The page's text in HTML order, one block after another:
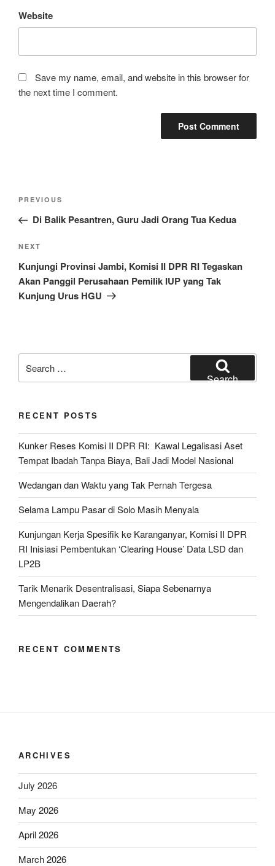
Website
Save my name, email, and website in this browser for
the next time I comment.
Post
Previous
Post
PREVIOUS
Di Balik Pesantren, Guru Jadi Orang Tua Kedua
Next
Post
NEXT
Kunjungi Provinsi Jambi, Komisi II DPR RI Tegaskan
Akan Panggil Perusahaan Pemilik IUP yang Tak
Kunjung Urus HGU
for:
Search
RECENT POSTS
Kunker Reses Komisi II DPR RI: Kawal Legalisasi Aset
Tempat Ibadah Tanpa Biaya, Bali Jadi Model Nasional
Wedangan dan Waktu yang Tak Pernah Tergesa
Selama Lampu Pasar di Solo Masih Menyala
Kunjungan Kerja Spesifik ke Karanganyar, Komisi II DPR
RI Inisiasi Pembentukan ‘Clearing House’ Data LSD dan
LP2B
Tarik Menarik Desentralisasi, Siapa Sebenarnya
Mengendalikan Daerah?
RECENT COMMENTS
ARCHIVES
July 2026
May 2026
April 2026
March 2026